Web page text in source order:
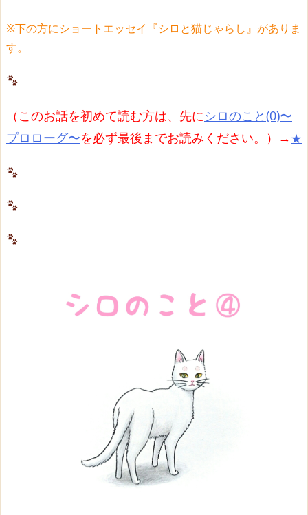
※下の方にショートエッセイ『シロと猫じゃらし』がありま
す。
（このお話を初めて読む方は、先にシロのこと(0)〜
プロローグ〜を必ず最後までお読みください。）→★